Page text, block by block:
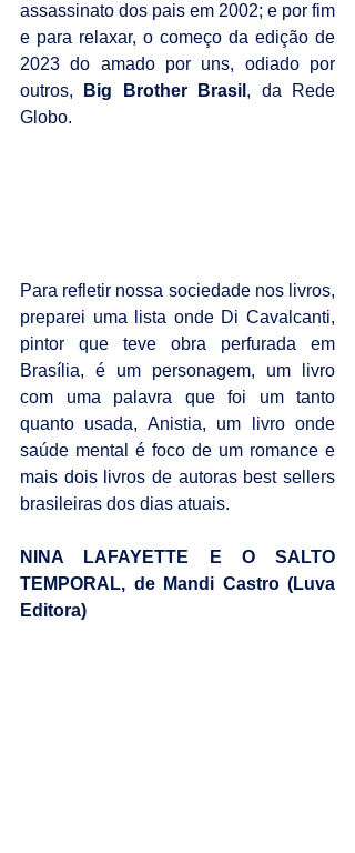
assassinato dos pais em 2002; e por fim
e para relaxar, o começo da edição de
2023 do amado por uns, odiado por
outros,
Big Brother Brasil , da Rede
Globo.
Para refletir nossa sociedade nos livros,
preparei uma lista onde Di Cavalcanti,
pintor que teve obra perfurada em
Brasília, é um personagem, um livro
com uma palavra que foi um tanto
quanto usada, Anistia, um livro onde
saúde mental é foco de um romance e
mais dois livros de autoras best sellers
brasileiras dos dias atuais.
NINA LAFAYETTE E O SALTO
TEMPORAL, de Mandi Castro (Luva
Editora)